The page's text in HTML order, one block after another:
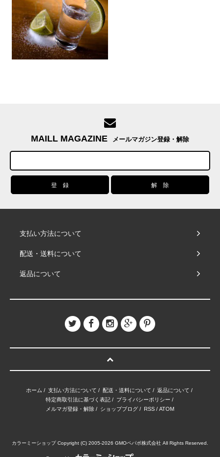
MAILL MAGAZINE メールマガジン登録・解除
支払い方法について
配送・送料について
返品について
ホーム / 支払い方法について / 配送・送料について / 返品について /
特定商取引法に基づく表記/ プライバシーポリシー /
メルマガ登録・解除 / ショップブログ / RSS / ATOM
カラーミーショップCopyright (C) 2005-2026 GMOペパボ株式会社 All Rights Reserved.